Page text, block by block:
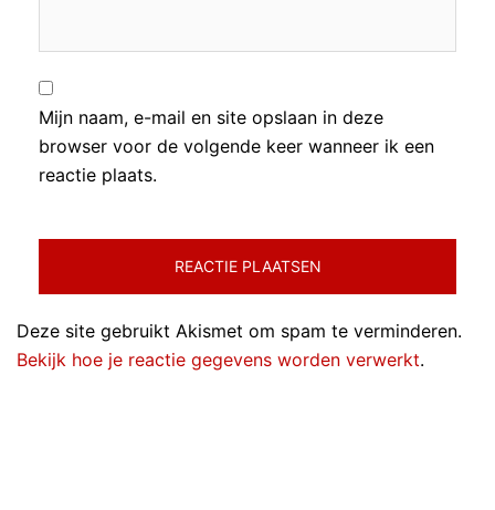
Mijn naam, e-mail en site opslaan in deze
browser voor de volgende keer wanneer ik een
reactie plaats.
Deze site gebruikt Akismet om spam te verminderen.
Bekijk hoe je reactie gegevens worden verwerkt.